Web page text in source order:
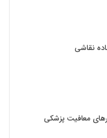
معافیت پزشکی